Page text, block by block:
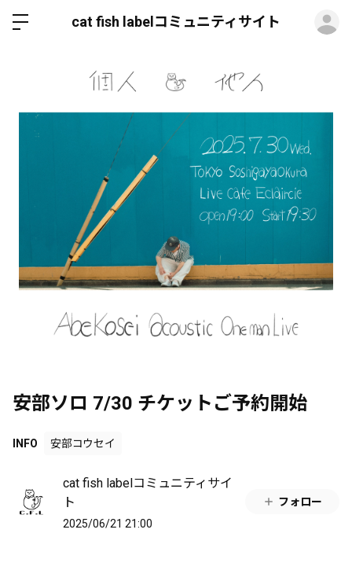
cat fish labelコミュニティサイト
安部ソロ 7/30 チケットご予約開始
INFO 安部コウセイ
cat fish labelコミュニティサイ
ト
2025/06/21 21:00
フォロー